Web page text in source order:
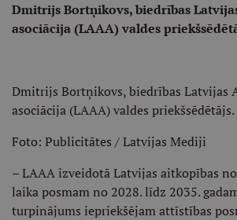
Dmitrijs Bortņikovs, biedrības
asociācija (LAAA) valdes
Dmitrijs Bortņikovs, biedrības Latvijas
asociācija (LAAA) valdes priekšsēdētājs.
Foto: Publicitātes / Latvijas Mediji
– LAAA izveidotā Latvijas aitkopības
laika posmam no 2028. līdz 2035.
turpinājums iepriekšējam attīstības